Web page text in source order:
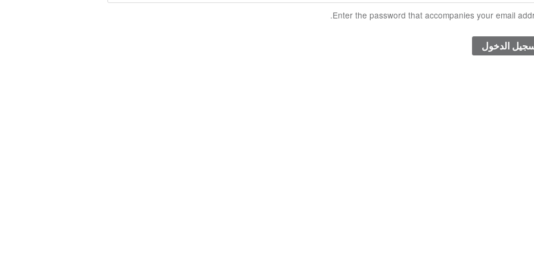
Enter the password that accompanies your email